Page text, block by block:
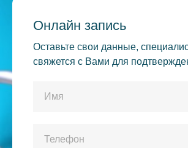
Онлайн запись
Оставьте свои данные,
свяжется с Вами для